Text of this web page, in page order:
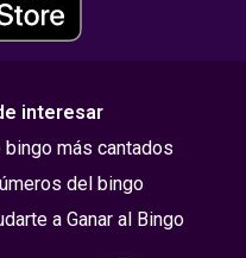
interesar
más cantados
del bingo
a Ganar al Bingo